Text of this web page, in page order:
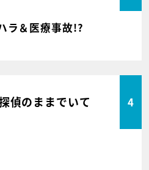
ラ＆医療事故!?
偵のままでいて 4